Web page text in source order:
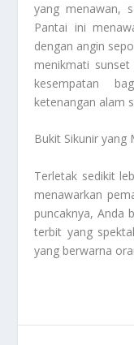
yang menawan,
Pantai ini
dengan angin
menikmati
kesempatan
ketenangan alam
Bukit Sikunir yang
Terletak sedikit
menawarkan
puncaknya, Anda
terbit yang
yang berwarna